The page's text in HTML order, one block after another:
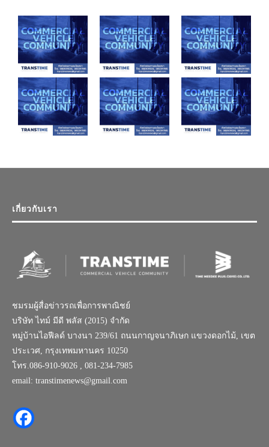
เกี่ยวกับเรา
ชมรมผู้สื่อข่าวรถเพื่อการพาณิชย์
บริษัท ไทม์ มีดี พลัส (2015) จำกัด
หมู่บ้านไอฟีลด์ บางนา 239/61 ถนนกาญจนาภิเษก แขวงดอกไม้, เขต
ประเวศ, กรุงเทพมหานคร 10250
โทร.086-910-9026 , 081-234-7985
email: transtimenews@gmail.com